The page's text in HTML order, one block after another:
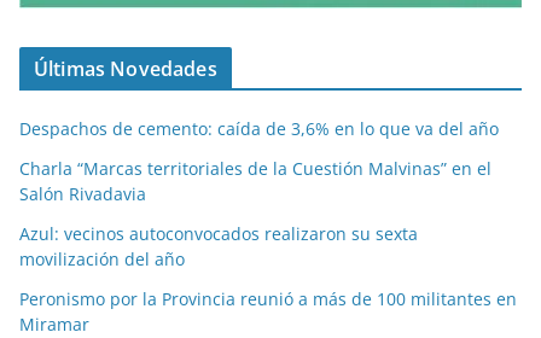
Últimas Novedades
Despachos de cemento: caída de 3,6% en lo que va del año
Charla “Marcas territoriales de la Cuestión Malvinas” en el
Salón Rivadavia
Azul: vecinos autoconvocados realizaron su sexta
movilización del año
Peronismo por la Provincia reunió a más de 100 militantes en
Miramar